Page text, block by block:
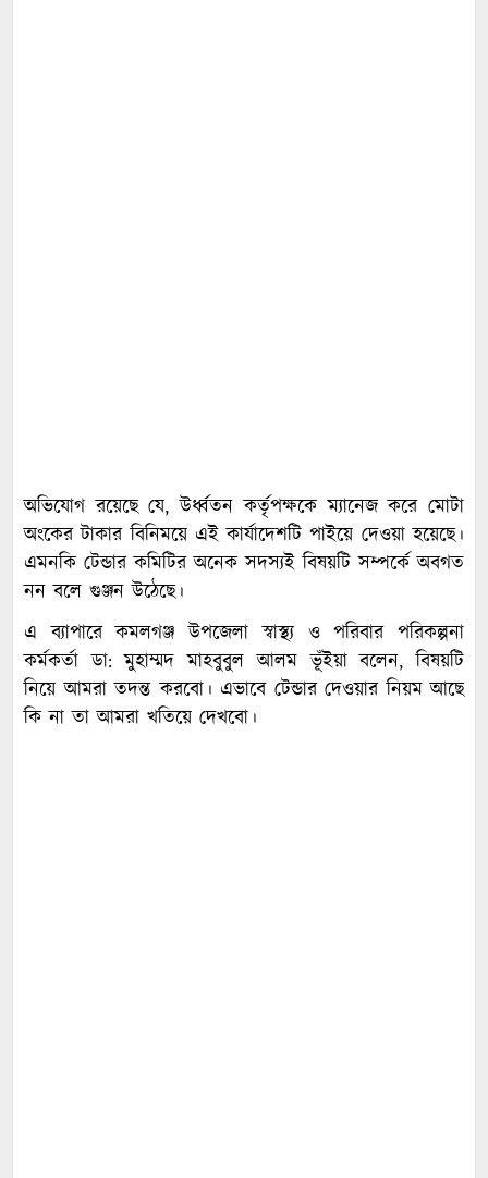
অভিযোগ রয়েছে যে, উর্ধ্বতন কর্তৃপক্ষকে ম্যানেজ করে মোটা
অংকের টাকার বিনিময়ে এই কার্যাদেশটি পাইয়ে দেওয়া হয়েছে।
এমনকি টেন্ডার কমিটির অনেক সদস্যই বিষয়টি সম্পর্কে অবগত
নন বলে গুঞ্জন উঠেছে।
এ ব্যাপারে কমলগঞ্জ উপজেলা স্বাস্থ্য ও পরিবার পরিকল্পনা
কর্মকর্তা ডা: মুহাম্মদ মাহবুবুল আলম ভূঁইয়া বলেন, বিষয়টি
নিয়ে আমরা তদন্ত করবো। এভাবে টেন্ডার দেওয়ার নিয়ম আছে
কি না তা আমরা খতিয়ে দেখবো।